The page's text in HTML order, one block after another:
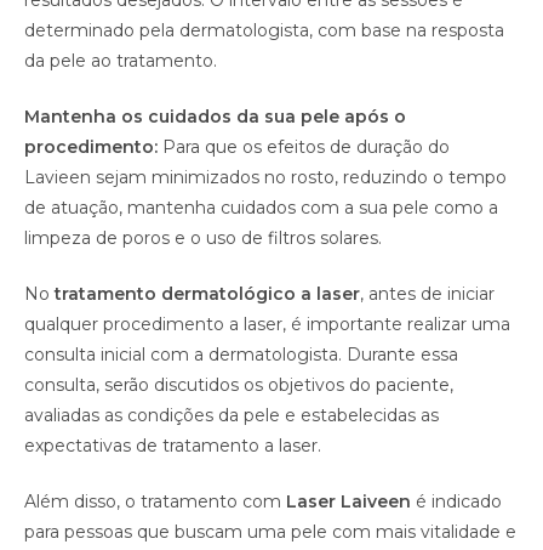
determinado pela dermatologista, com base na resposta
da pele ao tratamento.
Mantenha os cuidados da sua pele após o
procedimento: Para que os efeitos de duração do
Lavieen sejam minimizados no rosto, reduzindo o tempo
de atuação, mantenha cuidados com a sua pele como a
limpeza de poros e o uso de filtros solares.
Notratamento dermatológico a laser, antes de iniciar
qualquer procedimento a laser, é importante realizar uma
consulta inicial com a dermatologista. Durante essa
consulta, serão discutidos os objetivos do paciente,
avaliadas as condições da pele e estabelecidas as
expectativas de tratamento a laser.
Além disso, o tratamento com Laser Laiveen é indicado
para pessoas que buscam uma pele com mais vitalidade e